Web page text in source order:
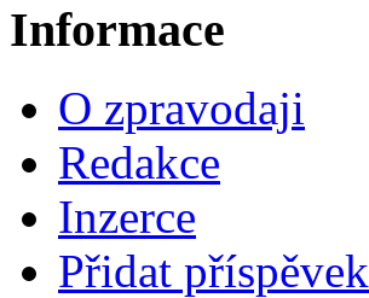
Informace
O zpravodaji
Redakce
Inzerce
Přidat příspěvek